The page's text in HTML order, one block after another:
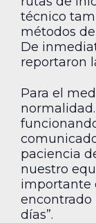
técnico
métodos
De
reportaron
Para el
paciencia
nuestro
importante
encontrado
días”.